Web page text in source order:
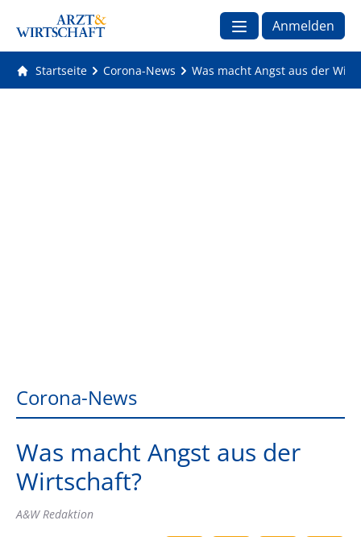
Anmelden
Startseite Corona-News Was macht Angst aus der
Corona-News
Was macht Angst aus der
Wirtschaft?
A&W Redaktion